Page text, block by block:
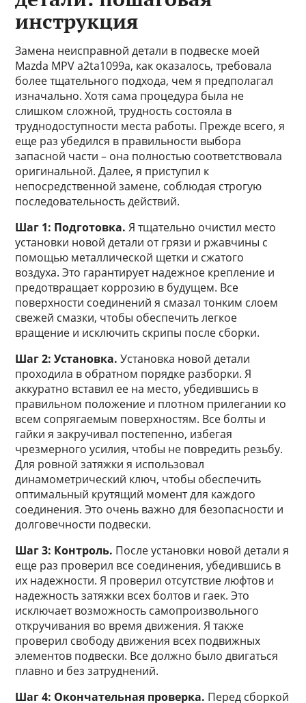
инструкция
Замена неисправной детали в подвеске моей
Mazda MPV a2ta1099a, как оказалось, требовала
более тщательного подхода, чем я предполагал
изначально. Хотя сама процедура была не
слишком сложной, трудность состояла в
труднодоступности места работы. Прежде всего, я
еще раз убедился в правильности выбора
запасной части – она полностью соответствовала
оригинальной. Далее, я приступил к
непосредственной замене, соблюдая строгую
последовательность действий.
Шаг 1: Подготовка. Я тщательно очистил место
установки новой детали от грязи и ржавчины с
помощью металлической щетки и сжатого
воздуха. Это гарантирует надежное крепление и
предотвращает коррозию в будущем. Все
поверхности соединений я смазал тонким слоем
свежей смазки, чтобы обеспечить легкое
вращение и исключить скрипы после сборки.
Шаг 2: Установка. Установка новой детали
проходила в обратном порядке разборки. Я
аккуратно вставил ее на место, убедившись в
правильном положение и плотном прилегании ко
всем сопрягаемым поверхностям. Все болты и
гайки я закручивал постепенно, избегая
чрезмерного усилия, чтобы не повредить резьбу.
Для ровной затяжки я использовал
динамометрический ключ, чтобы обеспечить
оптимальный крутящий момент для каждого
соединения. Это очень важно для безопасности и
долговечности подвески.
Шаг 3: Контроль. После установки новой детали я
еще раз проверил все соединения, убедившись в
их надежности. Я проверил отсутствие люфтов и
надежность затяжки всех болтов и гаек. Это
исключает возможность самопроизвольного
откручивания во время движения. Я также
проверил свободу движения всех подвижных
элементов подвески. Все должно было двигаться
плавно и без затруднений.
Шаг 4: Окончательная проверка. Перед сборкой